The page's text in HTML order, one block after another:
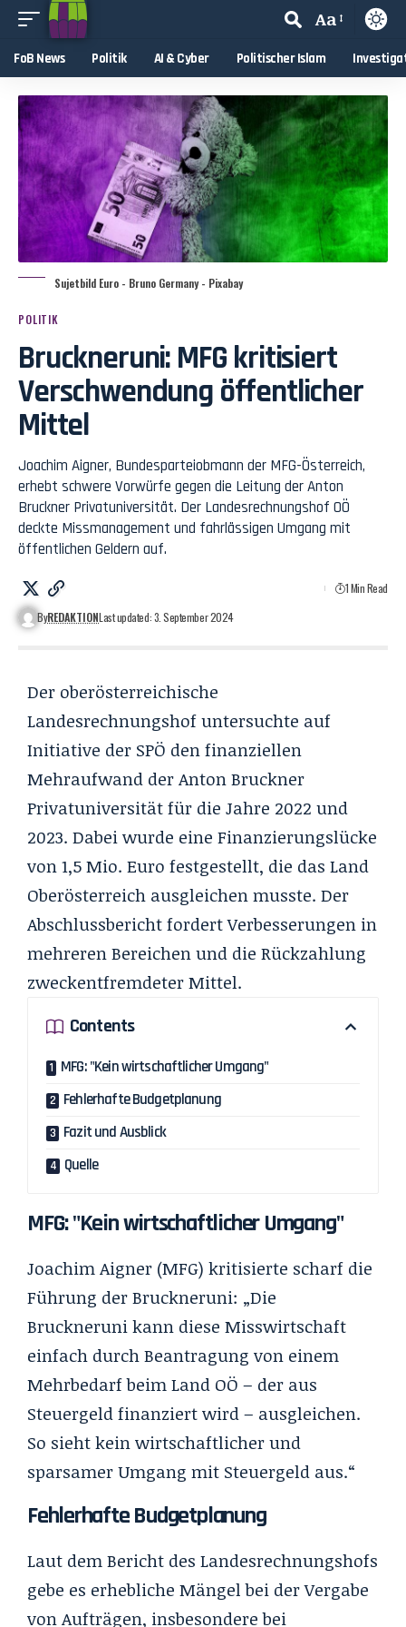
Aa
FoB News Politik AI & Cyber Politischer Islam
Sujetbild Euro - Bruno Germany - Pixabay
POLITIK
Bruckneruni: MFG kritisiert
Verschwendung öffentlicher
Mittel
Joachim Aigner, Bundesparteiobmann der MFG-Österreich,
erhebt schwere Vorwürfe gegen die Leitung der Anton
Bruckner Privatuniversität. Der Landesrechnungshof OÖ
deckte Missmanagement und fahrlässigen Umgang mit
öffentlichen Geldern auf.
ByREDAKTIONLast updated: 3. September 2024
1 Min Read
Der oberösterreichische
Landesrechnungshof untersuchte auf
Initiative der SPÖ den finanziellen
Mehraufwand der Anton Bruckner
Privatuniversität für die Jahre 2022 und
2023. Dabei wurde eine Finanzierungslücke
von 1,5 Mio. Euro festgestellt, die das Land
Oberösterreich ausgleichen musste. Der
Abschlussbericht fordert Verbesserungen in
mehreren Bereichen und die Rückzahlung
zweckentfremdeter Mittel.
Contents
MFG: "Kein wirtschaftlicher Umgang"
Fehlerhafte Budgetplanung​
Fazit und Ausblick
Quelle
MFG: "Kein wirtschaftlicher Umgang"
Joachim Aigner (MFG) kritisierte scharf die
Führung der Bruckneruni: „Die
Bruckneruni kann diese Misswirtschaft
einfach durch Beantragung von einem
Mehrbedarf beim Land OÖ – der aus
Steuergeld finanziert wird – ausgleichen.
So sieht kein wirtschaftlicher und
sparsamer Umgang mit Steuergeld aus.“
Fehlerhafte Budgetplanung​
Laut dem Bericht des Landesrechnungshofs
gebe es erhebliche Mängel bei der Vergabe
von Aufträgen, insbesondere bei